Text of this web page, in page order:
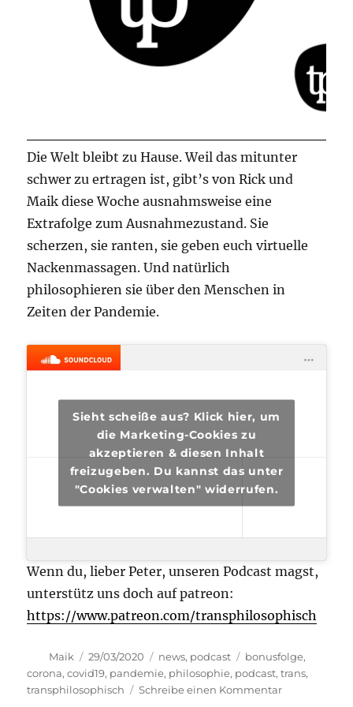
Die Welt bleibt zu Hause. Weil das mitunter
schwer zu ertragen ist, gibt’s von Rick und
Maik diese Woche ausnahmsweise eine
Extrafolge zum Ausnahmezustand. Sie
scherzen, sie ranten, sie geben euch virtuelle
Nackenmassagen. Und natürlich
philosophieren sie über den Menschen in
Zeiten der Pandemie.
Sieht scheiße aus? Klick hier, um
die Marketing-Cookies zu
akzeptieren & diesen Inhalt
freizugeben. Du kannst das unter
"Cookies verwalten" widerrufen.
Wenn du, lieber Peter, unseren Podcast magst,
unterstütz uns doch auf patreon:
https://www.patreon.com/transphilosophisch
Autor
Maik
Veröffentlicht
am
29/03/2020 Kategorien
news, podcast Schlagwörter
bonusfolge,
corona,covid19, pandemie, philosophie, podcast,trans,
transphilosophisch
Schreibe einen Kommentarzu